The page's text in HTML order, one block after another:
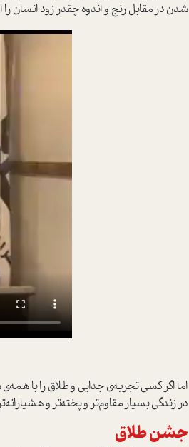
شدن در مقابل رنج و اندوه چقدر زود انسان را
اما اگر کسي تجربه‌ي جدايي و طلاق را با
در زندگي بسيار مقاوم‌تر و پخته‌تر و
جشن طلاق